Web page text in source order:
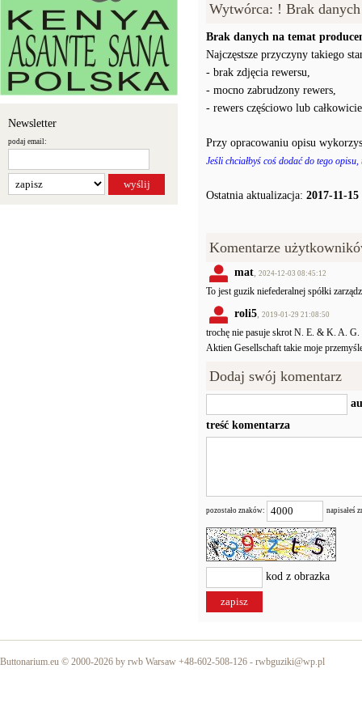
Newsletter
podaj email:
Wytwórca: ! Brak danych
Brak danych na temat
Najczęstsze przyczyny takiego
- brak zdjęcia rewersu,
- mocno zabrudzony rewers,
- rewers częściowo lub
Przy opracowaniu opisu
Jeśli chciałbyś coś dodać do tego
Ostatnia aktualizacja: 2017-11-15
Komentarze
mat, 2024-12-03 08:45:12
To jest guzik niefederalnej spółki
roli5, 2019-01-29 21:08:50
trochę nie pasuje skrot N. E. & K. A.
Aktien Gesellschaft takie moje
Dodaj swój komentarz
treść komentarza
pozostało znaków: napisałeś
kod z obrazka
Buttonarium.eu © 2000-2026 by rwb Warsaw +48-602-508-126 - rwbguziki@wp.pl